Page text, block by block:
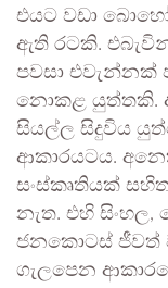
එයට වඩා
ඇති රටකි.
පවසා එවැන්නක්
නොකළ යුත්තකි.
සියල්ල සිදුවිය
ආකාරයටය.
සංස්කෘතියක්
නැත. එහි
ජනකොටස් ජීවත්
ගැලපෙන